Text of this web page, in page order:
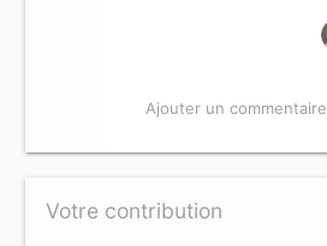
Ajouter un commentaire
Votre contribution